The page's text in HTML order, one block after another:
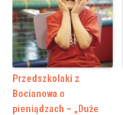
Przedszkolaki z
Bocianowa o
pieniądzach – „Duże